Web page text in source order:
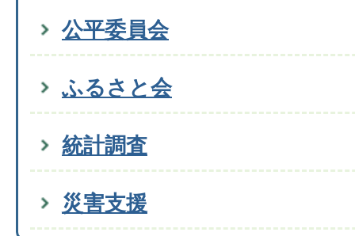
公平委員会
ふるさと会
統計調査
災害支援